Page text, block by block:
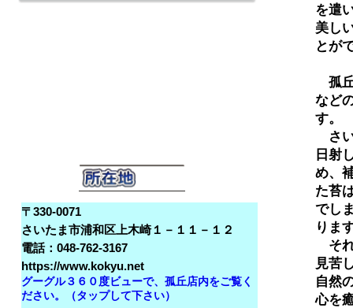
を遣
美し
とが
孤
など
す。
さ
日射
め、
た苔
でし
りま
そ
見苦
自然
心を
〒330-0071
さいたま市浦和区上木崎１－１１－１２
電話：048-762-3167
https://www.kokyu.net
グーグル３６０度ビューで、孤丘店内をご覧く
ださい。（タップして下さい）